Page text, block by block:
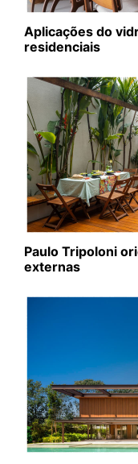
Aplicações do
residenciais
Paulo Tripoloni
externas